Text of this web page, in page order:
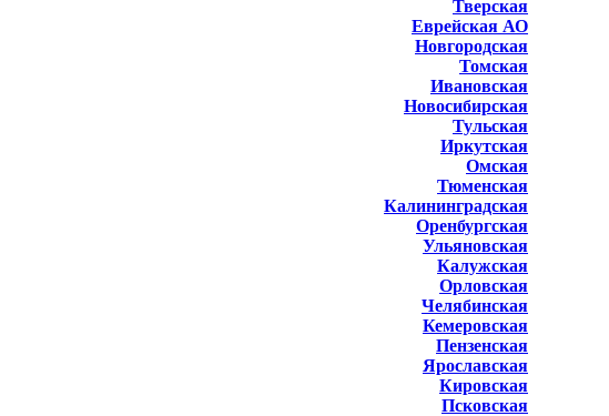
Тверская
Еврейская АО
Новгородская
Томская
Ивановская
Новосибирская
Тульская
Иркутская
Омская
Тюменская
Калининградская
Оренбургская
Ульяновская
Калужская
Орловская
Челябинская
Кемеровская
Пензенская
Ярославская
Кировская
Псковская